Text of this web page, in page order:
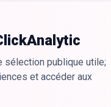
sélection publique utile;
et accéder aux